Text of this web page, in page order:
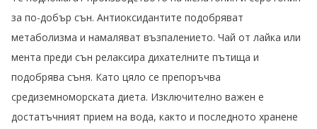
за по-добър сън. Антиоксидантите подобряват
метаболизма и намаляват възпалението. Чай от лайка или
мента преди сън релаксира дихателните пътища и
подобрява съня. Като цяло се препоръчва
средиземноморската диета. Изключително важен е
достатъчният прием на вода, както и последното хранене